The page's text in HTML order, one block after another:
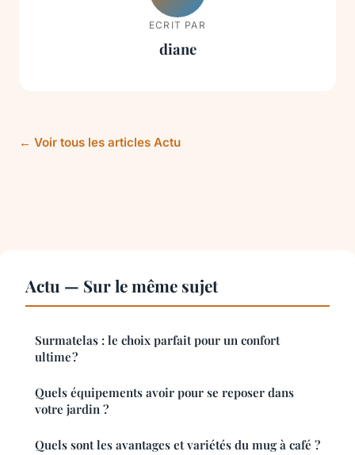
ECRIT PAR
diane
← Voir tous les articles Actu
Actu — Sur le même sujet
Surmatelas : le choix parfait pour un confort
ultime ?
Quels équipements avoir pour se reposer dans
votre jardin ?
Quels sont les avantages et variétés du mug à café ?